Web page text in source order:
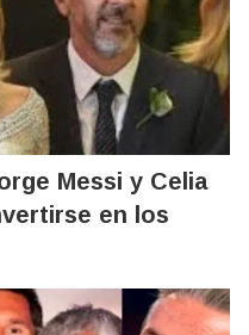
Messi y Celia
en los